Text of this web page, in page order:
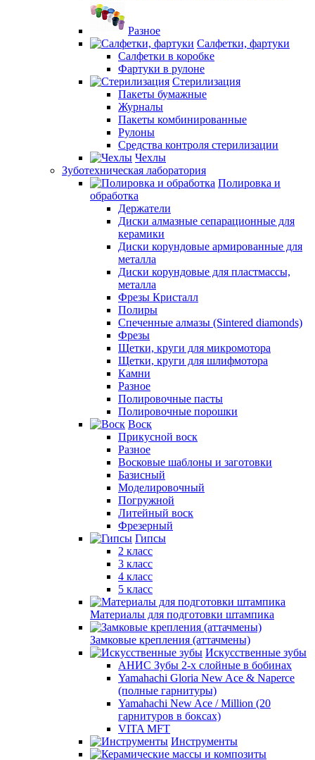
Разное
Салфетки, фартуки
Салфетки в коробке
Фартуки в рулоне
Стерилизация
Пакеты бумажные
Журналы
Пакеты комбинированные
Рулоны
Средства контроля стерилизации
Чехлы
Зуботехническая лаборатория
Полировка и
обработка
Держатели
Диски алмазные сепарационные для
керамики
Диски корундовые армированные для
металла
Диски корундовые для пластмассы,
металла
Фрезы Кристалл
Полиры
Спеченные алмазы (Sintered diamonds)
Фрезы
Щетки, круги для микромотора
Щетки, круги для шлифмотора
Камни
Разное
Полировочные пасты
Полировочные порошки
Воск
Прикусной воск
Разное
Восковые шаблоны и заготовки
Базисный
Моделировочный
Погружной
Литейный воск
Фрезерный
Гипсы
2 класс
3 класс
4 класс
5 класс
Материалы для подготовки штампика
Замковые крепления (аттачмены)
Искусственные зубы
АНИС Зубы 2-х слойные в бобинах
Yamahachi Gloria New Ace & Naperce
(полные гарнитуры)
Yamahachi New Ace / Million (20
гарнитуров в боксах)
VITA MFT
Инструменты